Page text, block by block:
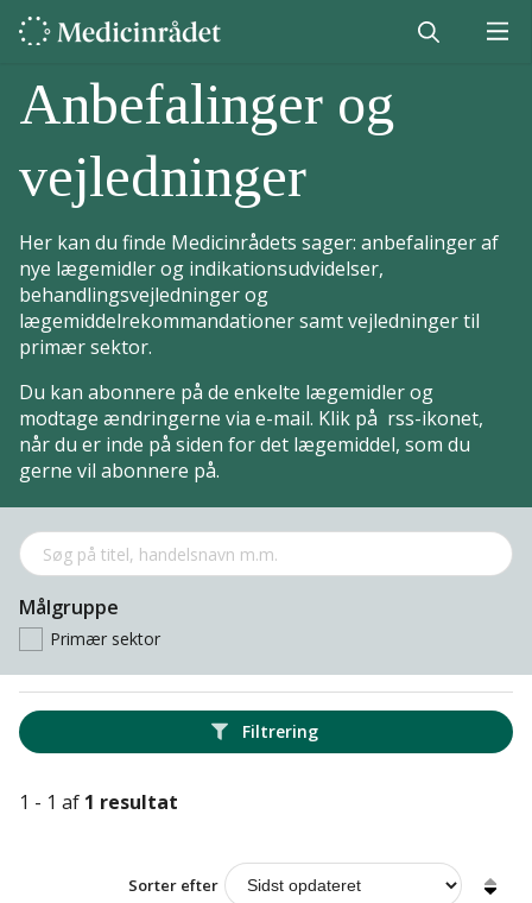
Anbefalinger og
vejledninger
Her kan du finde Medicinrådets sager: anbefalinger af
nye lægemidler og indikationsudvidelser,
behandlingsvejledninger og
lægemiddelrekommandationer samt vejledninger til
primær sektor.
Du kan abonnere på de enkelte lægemidler og
modtage ændringerne via e-mail. Klik på rss-ikonet,
når du er inde på siden for det lægemiddel, som du
gerne vil abonnere på.
Målgruppe
Primær sektor
Filtrering
1 - 1 af 1 resultat
Sorter efter